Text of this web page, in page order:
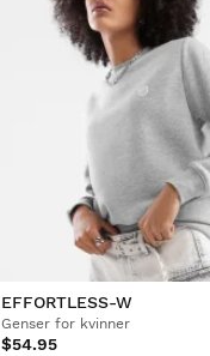
EFFORTLESS-W
Genser for kvinner
$54.95